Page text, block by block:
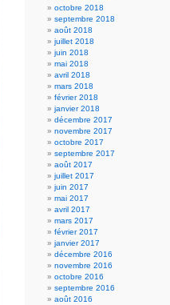
octobre 2018
septembre 2018
août 2018
juillet 2018
juin 2018
mai 2018
avril 2018
mars 2018
février 2018
janvier 2018
décembre 2017
novembre 2017
octobre 2017
septembre 2017
août 2017
juillet 2017
juin 2017
mai 2017
avril 2017
mars 2017
février 2017
janvier 2017
décembre 2016
novembre 2016
octobre 2016
septembre 2016
août 2016